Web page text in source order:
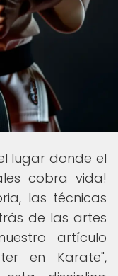
lugar donde el
cobra vida!
las técnicas
de las artes
artículo
en Karate",